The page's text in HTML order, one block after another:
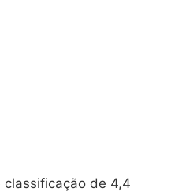
classificação de 4,4